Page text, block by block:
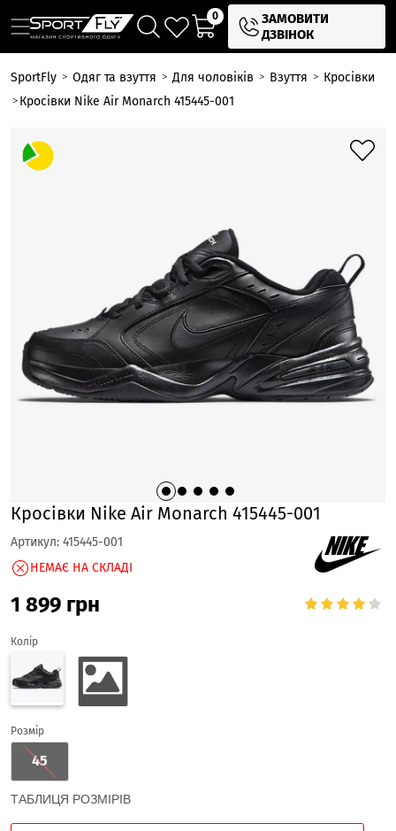
0
ЗАМОВИТИ
ДЗВІНОК
SportFly Одяг та взуття Для чоловіків Взуття
Кросівки
Кросівки Nike Air Monarch 415445-001
Кросівки Nike Air Monarch 415445-001
Артикул: 415445-001
НЕМАЄ НА СКЛАДІ
1 899 грн
Колір
Розмір
45
ТАБЛИЦЯ РОЗМІРІВ